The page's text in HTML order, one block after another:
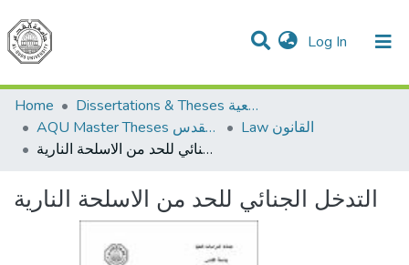
Log In (current)
Communities & Collections
All of DSpace
Home
Dissertations & Theses الرسائل الجامعية
AQU Master Theses الرسائل الجامعية الخاصة بجامعة القدس
Law القانون
التدخل الجنائي للحد من الاسلحة النارية
التدخل الجنائي للحد من الاسلحة النارية